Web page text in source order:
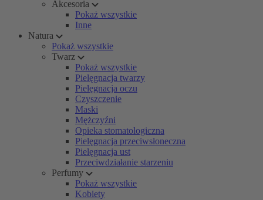
Akcesoria
Pokaż wszystkie
Inne
Natura
Pokaż wszystkie
Twarz
Pokaż wszystkie
Pielęgnacja twarzy
Pielęgnacja oczu
Czyszczenie
Maski
Mężczyźni
Opieka stomatologiczna
Pielęgnacja przeciwsłoneczna
Pielęgnacja ust
Przeciwdziałanie starzeniu
Perfumy
Pokaż wszystkie
Kobiety